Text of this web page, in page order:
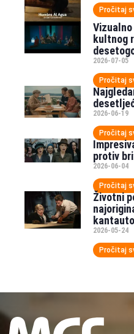
Pročitaj
kultnog
2026-07-05
Pročitaj
2026-06-19
Pročitaj
protiv
2026-06-04
Pročitaj
Životni
2026-05-24
Pročitaj